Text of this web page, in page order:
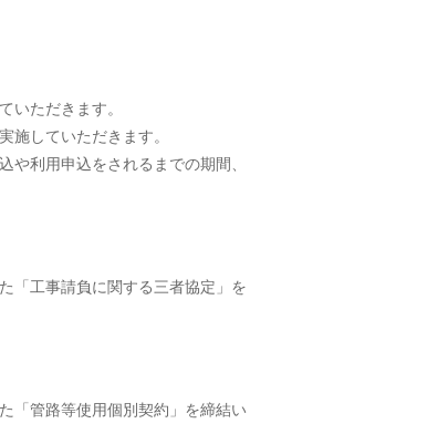
いただきます。
施していただきます。
利用申込をされるまでの期間、
「工事請負に関する三者協定」を
「管路等使用個別契約」を締結い